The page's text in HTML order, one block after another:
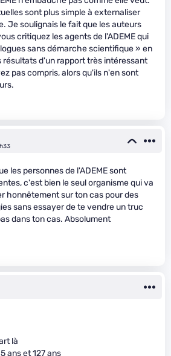
sont plus simple à externaliser
Je soulignais le fait que les auteurs
critiquez les agents de l'ADEME qui
sans démarche scientifique » en
résultats d'un rapport très intéressant
pas compris, alors qu'ils n'en sont
les personnes de l'ADEME sont
c'est bien le seul organisme qui va
honnêtement sur ton cas pour des
sans essayer de te vendre un truc
dans ton cas. Absolument
là
ans et 127 ans